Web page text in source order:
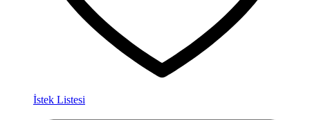
İstek Listesi